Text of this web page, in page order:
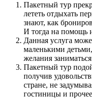
Пакетный тур
лететь отдыхать
знают, как
И тогда на помощь
Данная услуга
маленькими
желания
Пакетный тур
получив
стране, не
гостиницы и